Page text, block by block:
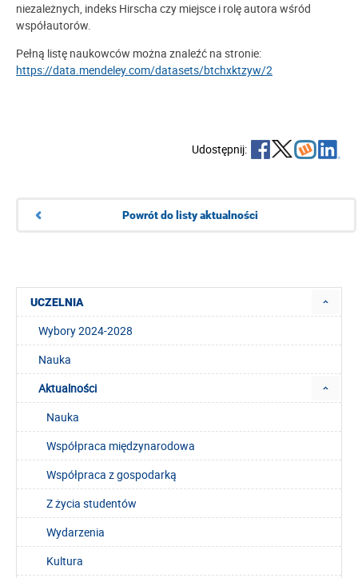
niezależnych, indeks Hirscha czy miejsce i rolę autora wśród
współautorów.
Pełną listę naukowców można znaleźć na stronie:
https://data.mendeley.com/datasets/btchxktzyw/2
Udostępnij:
Powrót do listy aktualności
UCZELNIA
Wybory 2024-2028
Nauka
Aktualności
Nauka
Współpraca międzynarodowa
Współpraca z gospodarką
Z życia studentów
Wydarzenia
Kultura